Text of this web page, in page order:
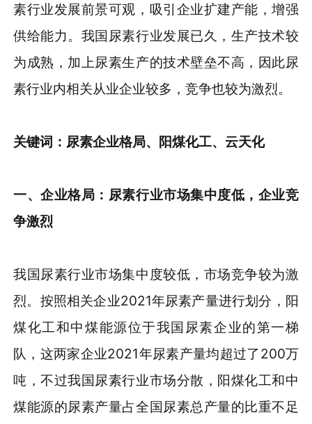
素行业发展前景可观，吸引企业扩建产能，增强
供给能力。我国尿素行业发展已久，生产技术较
为成熟，加上尿素生产的技术壁垒不高，因此尿
素行业内相关从业企业较多，竞争也较为激烈。
关键词： 尿素企业格局、 阳煤化工、云天化
一、企业格局 ： 尿素行业市场集中度低 ，企业竞
争激烈
我国尿素行业市场集中度较低，市场竞争较为激
烈。按照相关企业2021年尿素产量进行划分，阳
煤化工和中煤能源位于我国尿素企业的第一梯
队，这两家企业2021年尿素产量均超过了200万
吨，不过我国尿素行业市场分散，阳煤化工和中
煤能源的尿素产量占全国尿素总产量的比重不足